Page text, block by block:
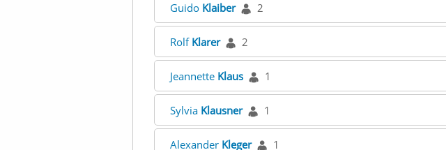
Guido Klaiber 2
Rolf Klarer 2
Jeannette Klaus 1
Sylvia Klausner 1
Alexander Kleger 1